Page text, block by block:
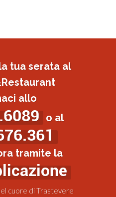
tua serata al
allo
o al
tramite la
cuore di Trastevere